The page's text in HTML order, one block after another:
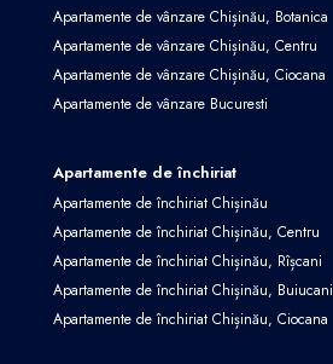
Apartamente de vânzare Chișinău, Botanica
Apartamente de vânzare Chișinău, Centru
Apartamente de vânzare Chișinău, Ciocana
Apartamente de vânzare Bucuresti
Apartamente de închiriat
Apartamente de închiriat Chișinău
Apartamente de închiriat Chișinău, Centru
Apartamente de închiriat Chișinău, Rîșcani
Apartamente de închiriat Chișinău, Buiucani
Apartamente de închiriat Chișinău, Ciocana